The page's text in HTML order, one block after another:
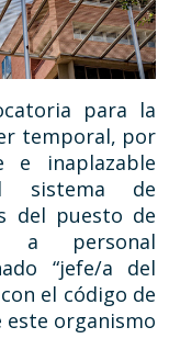
para la
temporal, por
e inaplazable
sistema de
del puesto de
a personal
“jefe/a del
el código de
este organismo